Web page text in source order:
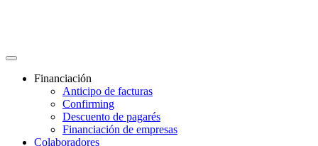
Financiación
Anticipo de facturas
Confirming
Descuento de pagarés
Financiación de empresas
Colaboradores